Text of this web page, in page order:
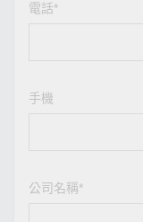
電話*
手機
公司名稱*